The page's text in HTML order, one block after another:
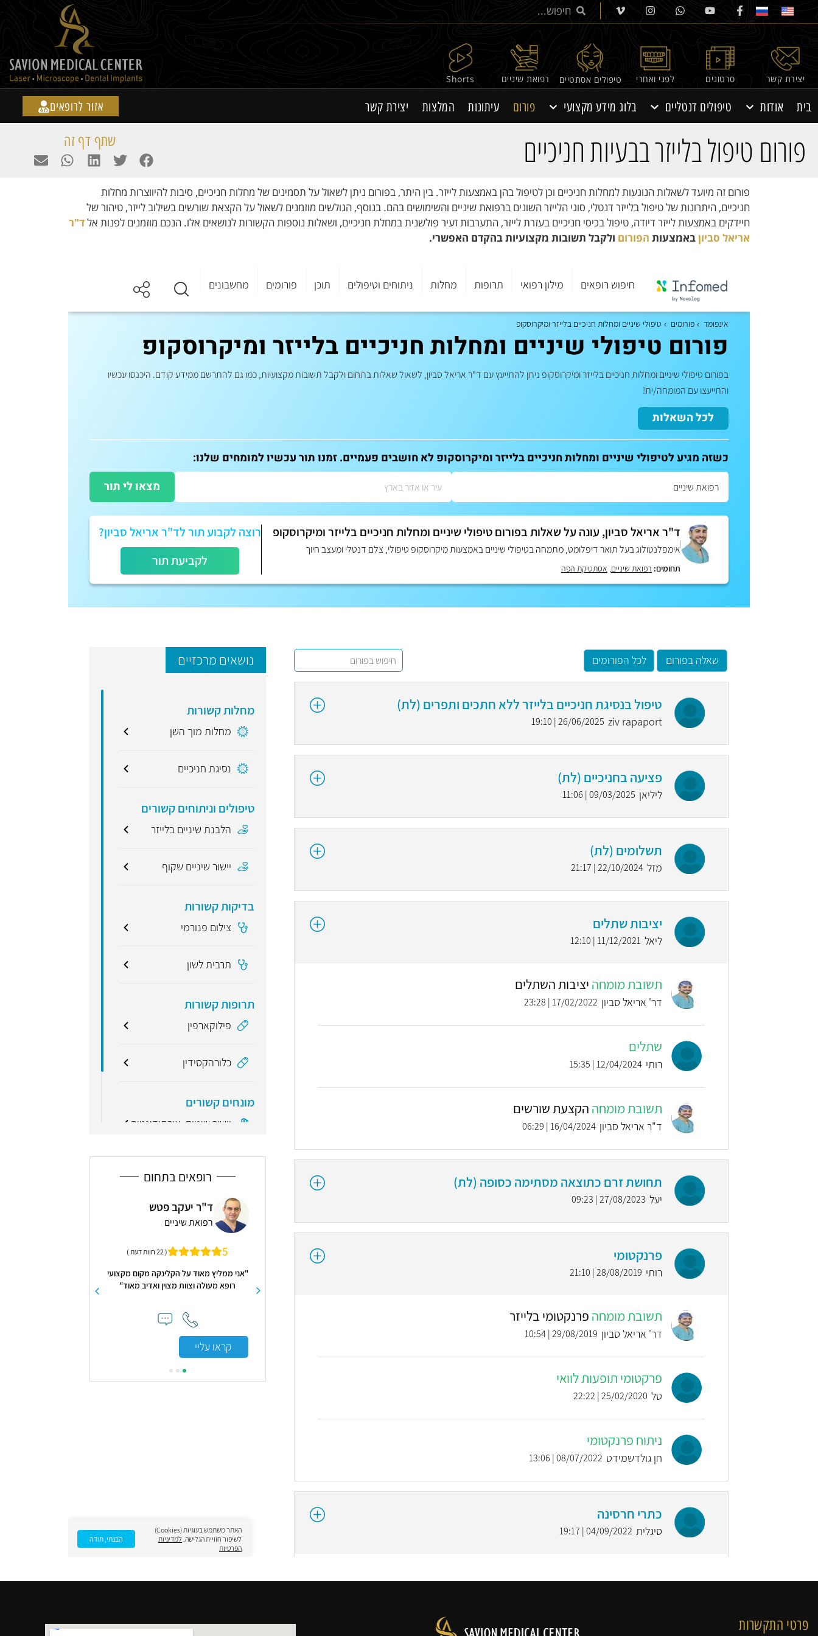
יצירת קשר סרטונים לפני ואחרי טיפולים אסתטיים רפואת שיניים Shorts
בית אודות טיפולים דנטליים בלוג מידע מקצועי פורום עיתונות המלצות יצירת קשר אזור לרופאים
פורום טיפול בלייזר בבעיות חניכיים שתף דף זה
פורום זה מיועד לשאלות הנוגעות למחלות חניכיים וכן לטיפול בהן באמצעות לייזר. בין היתר, בפורום ניתן לשאול על תסמינים של מחלות חניכיים, סיבות להיווצרות מחלות
חניכיים, היתרונות של טיפול בלייזר דנטלי, סוגי הלייזר השונים ברפואת שיניים והשימושים בהם. בנוסף, הגולשים מוזמנים לשאול על הקצאת שורשים בשילוב לייזר, טיהור של
חיידקים באמצעות לייזר דיודה, טיפול בכיסי חניכיים בעזרת לייזר, התערבות זעיר פולשנית במחלת חניכיים, ושאלות נוספות הקשורות לנושאים אלו. הנכם מוזמנים לפנות אלד"ר
אריאל סביוןבאמצעות הפורום ולקבל תשובות מקצועיות בהקדם האפשרי.
פרטי התקשרות